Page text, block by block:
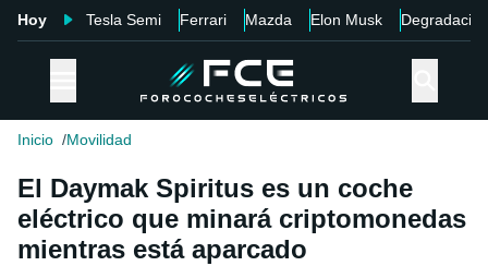
Hoy Tesla Semi Ferrari Mazda Elon Musk Degradación
Inicio Movilidad
El Daymak Spiritus es un coche
eléctrico que minará criptomonedas
mientras está aparcado